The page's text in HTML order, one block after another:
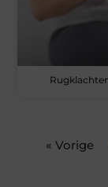
« Vorige